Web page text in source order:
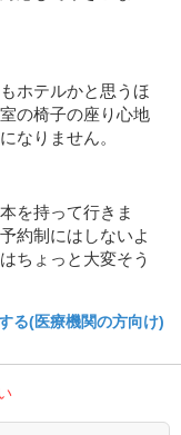
ホテルかと思うほ
の椅子の座り心地
なりません。
を持って行きま
約制にはしないよ
ちょっと大変そう
る(医療機関の方向け)